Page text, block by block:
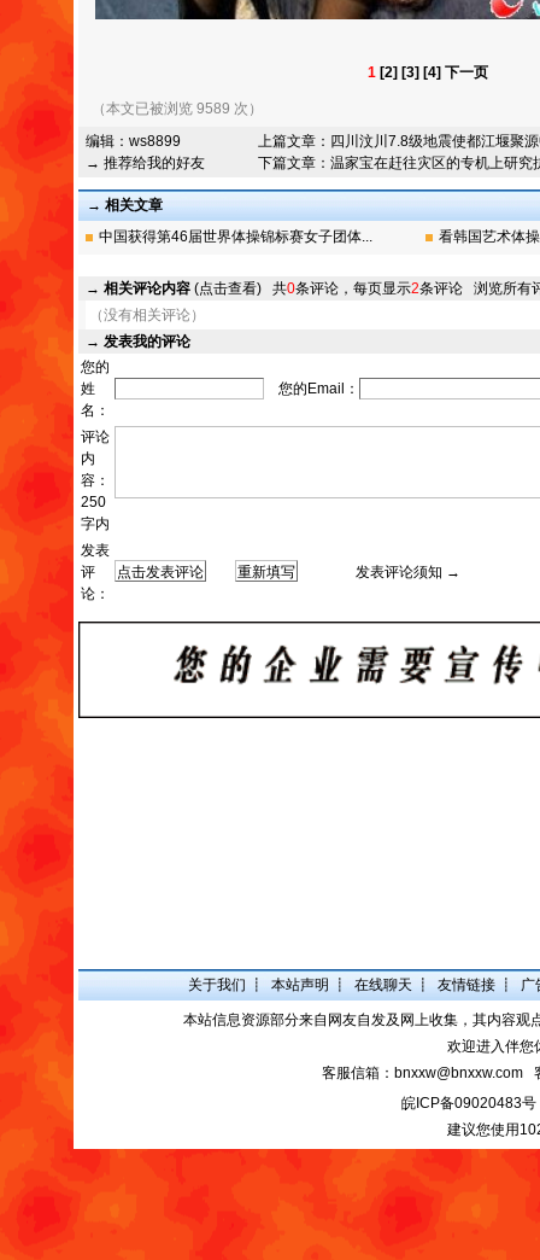
1 [2] [3] [4] 下一页
（本文已被浏览 9589 次）
编辑： ws8899
→ 推荐给我的好友
上篇文章： 四川汶川7.8级地震使都江堰聚
下篇文章： 温家宝在赶往灾区的专机上研究
→ 相关文章
中国获得第46届世界体操锦标赛女子团体...
看韩国艺术体
→ 相关评论内容 (点击查看) 共0条评论，每页显示2条评论 浏览所有
（没有相关评论）
→ 发表我的评论
您的
姓
名：
您的Email：
评论
内
容：
250
字内
发表
评
论：
发表评论须知 →
关于我们 ┋ 本站声明 ┋ 在线聊天 ┋ 友情链接 ┋ 广
本站信息资源部分来自网友自发及网上收集，其内容
欢迎进入伴您
客服信箱：bnxxw@bnxxw.com
皖ICP备09020483号
建议您使用